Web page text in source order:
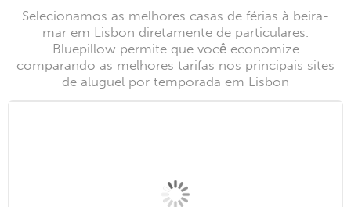
Selecionamos as melhores casas de férias à beira-
mar em Lisbon diretamente de particulares.
Bluepillow permite que você economize
comparando as melhores tarifas nos principais sites
de aluguel por temporada em Lisbon